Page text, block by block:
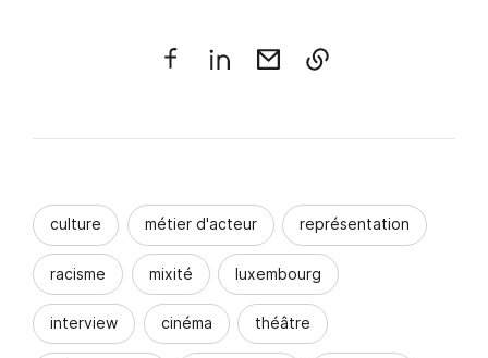
culture métier d'acteur représentation
racisme mixité luxembourg
interview cinéma théâtre